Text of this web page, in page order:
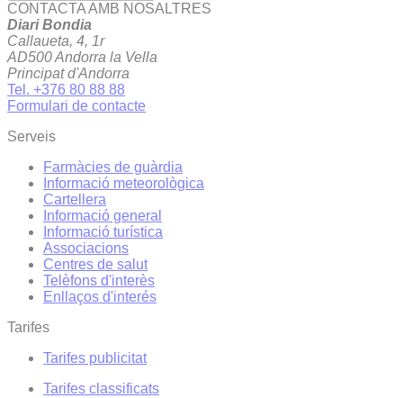
CONTACTA AMB NOSALTRES
Diari Bondia
Callaueta, 4, 1r
AD500 Andorra la Vella
Principat d'Andorra
Tel. +376 80 88 88
Formulari de contacte
Serveis
Farmàcies de guàrdia
Informació meteorològica
Cartellera
Informació general
Informació turística
Associacions
Centres de salut
Telèfons d'interès
Enllaços d'interés
Tarifes
Tarifes publicitat
Tarifes classificats